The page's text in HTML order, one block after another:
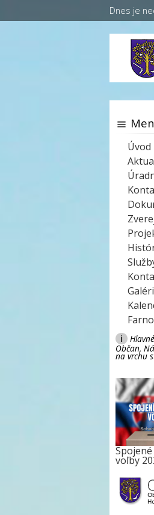
Dnes je
Úvod
i
Občan,
na vrchu
voľby